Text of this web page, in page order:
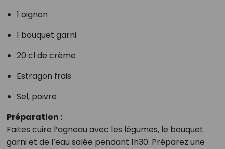
1 oignon
1 bouquet garni
20 cl de crème
Estragon frais
Sel, poivre
Préparation :
Faites cuire l’agneau avec les légumes, le bouquet
garni et de l’eau salée pendant 1h30. Préparez une